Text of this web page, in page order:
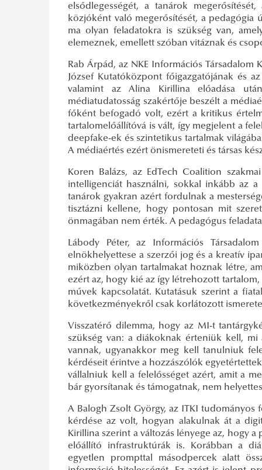
elsődlegességét, a tanárok
közjóként való megerősítését, a pedagógia
ma olyan feladatokra is szükség van,
elemeznek, emellett szóban vitáznak és
Rab Árpád, az NKE Információs
József Kutatóközpont főigazgatójának és
valamint az Alina Kirillina előadása
médiatudatosság szakértője beszélt a
főként befogadó volt, ezért a kritikus
tartalomelőállítóvá is vált, így megjelent a
deepfake-ek és szintetikus tartalmak
A médiaértés ezért önismereteti és társas
Koren Balázs, az EdTech Coalition
intelligenciát használni, sokkal inkább az
tanárok gyakran azért fordulnak a
tisztázni kellene, hogy pontosan mit
önmagában nem érték. A pedagógus
Lábody Péter, az Információs
elnökhelyettese a szerzői jog és a kreatív
miközben olyan tartalmakat hoznak létre,
ezért az, hogy kié az így létrehozott
művek kapcsolatát. Kutatásuk szerint a
következményekről csak korlátozott
Visszatérő dilemma, hogy az MI-t
szükség van: a diákoknak érteniük kell, mi
vannak, ugyanakkor meg kell tanulniuk
kérdéseit érintve a hozzászólók
vállalniuk kell a felelősséget azért, amit a
bár gyorsítanak és támogatnak, nem
A Balogh Zsolt György, az ITKI
kérdése az volt, hogyan alakulnak át a
Kirillina szerint a változás lényege az, hogy
előállító infrastruktúrák is. Korábban a
egyetlen prompttal másodpercek alatt